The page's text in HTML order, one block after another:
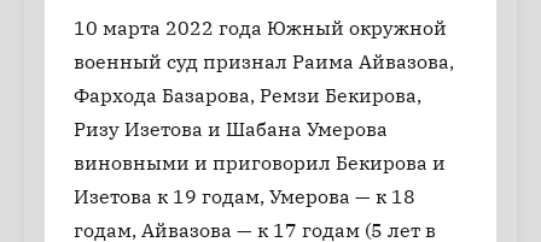
10 марта 2022 года Южный окружной
военный суд признал Раима Айвазова,
Фархода Базарова, Ремзи Бекирова,
Ризу Изетова и Шабана Умерова
виновными и приговорил Бекирова и
Изетова к 19 годам, Умерова — к 18
годам, Айвазова — к 17 годам (5 лет в